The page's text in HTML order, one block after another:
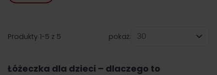
Produkty 1-5 z 5
pokaż:
Łóżeczka dla dzieci – dlaczego to